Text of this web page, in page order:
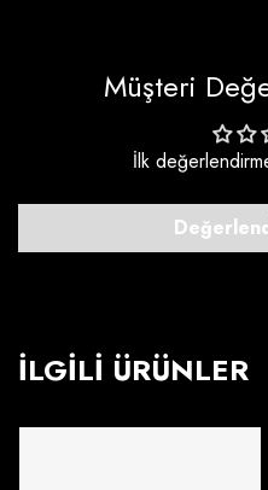
Müşteri
İlk
İLGILI ÜRÜNLER